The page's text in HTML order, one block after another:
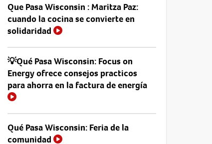
Que Pasa Wisconsin : Maritza Paz:
cuando la cocina se convierte en
solidaridad
💡Qué Pasa Wisconsin: Focus on
Energy ofrece consejos practicos
para ahorra en la factura de energía
Qué Pasa Wisconsin: Feria de la
comunidad